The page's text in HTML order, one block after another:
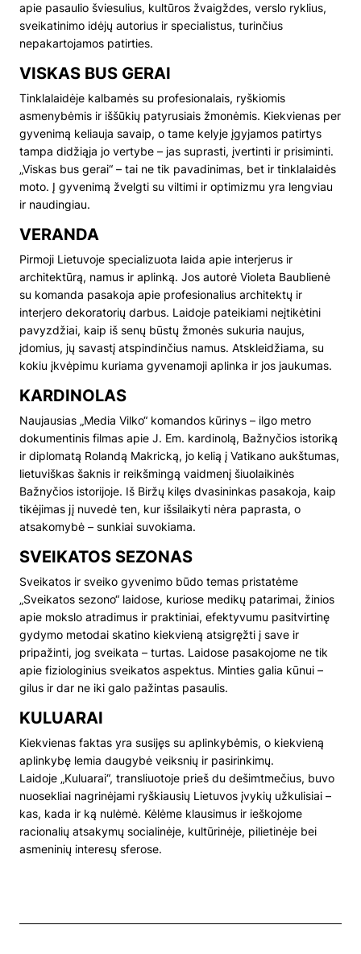
apie pasaulio šviesulius, kultūros žvaigždes, verslo ryklius,
sveikatinimo idėjų autorius ir specialistus, turinčius
nepakartojamos patirties.
VISKAS BUS GERAI
Tinklalaidėje kalbamės su profesionalais, ryškiomis
asmenybėmis ir iššūkių patyrusiais žmonėmis. Kiekvienas per
gyvenimą keliauja savaip, o tame kelyje įgyjamos patirtys
tampa didžiąja jo vertybe – jas suprasti, įvertinti ir prisiminti.
„Viskas bus gerai“ – tai ne tik pavadinimas, bet ir tinklalaidės
moto. Į gyvenimą žvelgti su viltimi ir optimizmu yra lengviau
ir naudingiau.
VERANDA
Pirmoji Lietuvoje specializuota laida apie interjerus ir
architektūrą, namus ir aplinką. Jos autorė Violeta Baublienė
su komanda pasakoja apie profesionalius architektų ir
interjero dekoratorių darbus. Laidoje pateikiami neįtikėtini
pavyzdžiai, kaip iš senų būstų žmonės sukuria naujus,
įdomius, jų savastį atspindinčius namus. Atskleidžiama, su
kokiu įkvėpimu kuriama gyvenamoji aplinka ir jos jaukumas.
KARDINOLAS
Naujausias „Media Vilko“ komandos kūrinys – ilgo metro
dokumentinis filmas apie J. Em. kardinolą, Bažnyčios istoriką
ir diplomatą Rolandą Makricką, jo kelią į Vatikano aukštumas,
lietuviškas šaknis ir reikšmingą vaidmenį šiuolaikinės
Bažnyčios istorijoje. Iš Biržų kilęs dvasininkas pasakoja, kaip
tikėjimas jį nuvedė ten, kur išsilaikyti nėra paprasta, o
atsakomybė – sunkiai suvokiama.
SVEIKATOS SEZONAS
Sveikatos ir sveiko gyvenimo būdo temas pristatėme
„Sveikatos sezono“ laidose, kuriose medikų patarimai, žinios
apie mokslo atradimus ir praktiniai, efektyvumu pasitvirtinę
gydymo metodai skatino kiekvieną atsigręžti į save ir
pripažinti, jog sveikata – turtas. Laidose pasakojome ne tik
apie fiziologinius sveikatos aspektus. Minties galia kūnui –
gilus ir dar ne iki galo pažintas pasaulis.
KULUARAI
Kiekvienas faktas yra susijęs su aplinkybėmis, o kiekvieną
aplinkybę lemia daugybė veiksnių ir pasirinkimų.
Laidoje „Kuluarai“, transliuotoje prieš du dešimtmečius, buvo
nuosekliai nagrinėjami ryškiausių Lietuvos įvykių užkulisiai –
kas, kada ir ką nulėmė. Kėlėme klausimus ir ieškojome
racionalių atsakymų socialinėje, kultūrinėje, pilietinėje bei
asmeninių interesų sferose.